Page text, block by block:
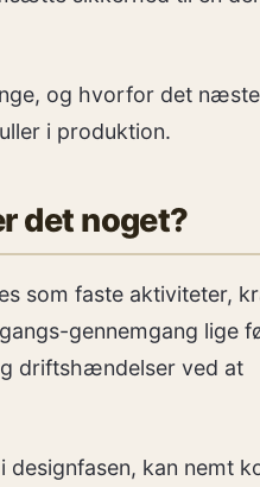
og hvorfor det
i produktion.
det noget?
som faste aktiviteter,
gennemgang lige
driftshændelser ved at
kan nemt